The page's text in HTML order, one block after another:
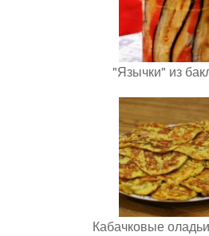
"Язычки" из
Кабачковые